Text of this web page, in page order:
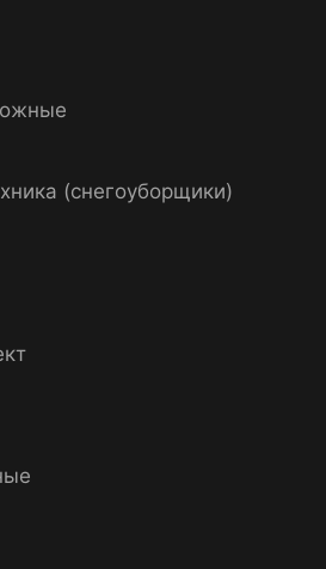
(снегоуборщики)